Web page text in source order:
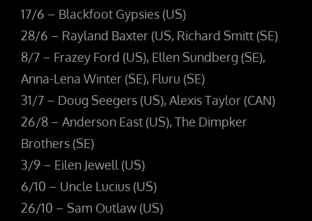
17/6 – Blackfoot Gypsies (US)
28/6 – Rayland Baxter (US, Richard Smitt (SE)
8/7 – Frazey Ford (US), Ellen Sundberg (SE),
Anna-Lena Winter (SE), Fluru (SE)
31/7 – Doug Seegers (US), Alexis Taylor (CAN)
26/8 – Anderson East (US), The Dimpker
Brothers (SE)
3/9 – Eilen Jewell (US)
6/10 – Uncle Lucius (US)
26/10 – Sam Outlaw (US)